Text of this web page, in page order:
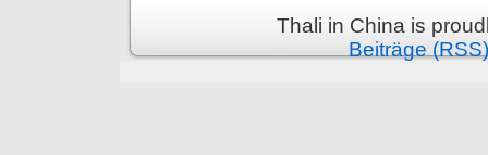
Thali in China is
Beiträge (RSS)